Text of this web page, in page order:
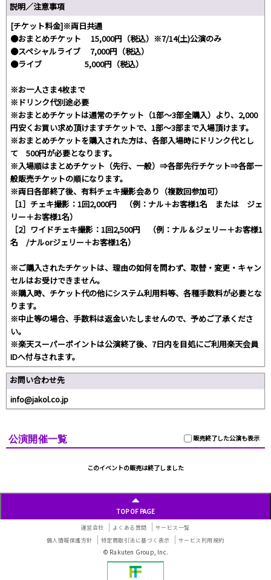
説明／注意事項
[チケット料金]※両日共通
●おまとめチケット 15,000円（税込）※7/14(土)公演のみ
●スペシャルライブ 7,000円（税込）
●ライブ 5,000円（税込）
※お一人さま4枚まで
※ドリンク代別途必要
※おまとめチケットは通常のチケット（1部～3部全購入）より、2,000
円安くお買い求め頂けますチケットで、1部～3部まで入場頂けます。
※おまとめチケットを購入された方は、各部入場時にドリンク代とし
て 500円が必要となります。
※入場順はまとめチケット（先行、一般）⇒各部先行チケット⇒各部一
般販売チケットの順になります。
※両日各部終了後、有料チェキ撮影会あり（複数回参加可）
［1］チェキ撮影：1回2,000円 （例：ナル＋お客様1名 または ジェ
リー＋お客様1名）
［2］ワイドチェキ撮影：1回2,500円 （例：ナル＆ジェリー＋お客様1
名 /ナルorジェリー＋お客様1名）
※ご購入されたチケットは、理由の如何を問わず、取替・変更・キャン
セルはお受けできません。
※購入時、チケット代の他にシステム利用料等、各種手数料が必要とな
ります。
※中止等の場合、手数料は返金いたしませんので、予めご了承くださ
い。
※楽天スーパーポイントは公演終了後、7日内を目処にご利用楽天会員
IDへ付与されます。
お問い合わせ先
info@jakol.co.jp
販売終了した公演も表示
公演開催一覧
このイベントの販売は終了しました
TOP OF PAGE
運営会社 よくある質問
サービス一覧
個人情報保護方針
特定商取引法に基づく表示 サービス利用規約
© Rakuten Group, Inc.